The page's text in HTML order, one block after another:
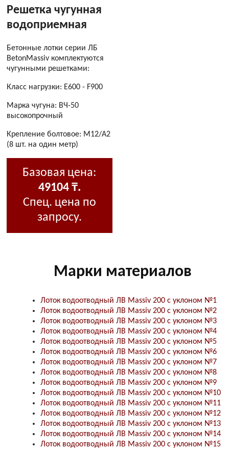
Решетка чугунная
водоприемная
Бетонные лотки серии ЛБ
BetonMassiv комплектуются
чугунными решетками:
Класс нагрузки: E600 - F900
Марка чугуна: ВЧ-50
высокопрочный
Крепление болтовое: М12/А2
(8 шт. на один метр)
Базовая цена:
49104 ₸.
Спец. цена по
запросу.
Марки материалов
Лоток водоотводный ЛВ Massiv 200 с уклоном №1
Лоток водоотводный ЛВ Massiv 200 с уклоном №2
Лоток водоотводный ЛВ Massiv 200 с уклоном №3
Лоток водоотводный ЛВ Massiv 200 с уклоном №4
Лоток водоотводный ЛВ Massiv 200 с уклоном №5
Лоток водоотводный ЛВ Massiv 200 с уклоном №6
Лоток водоотводный ЛВ Massiv 200 с уклоном №7
Лоток водоотводный ЛВ Massiv 200 с уклоном №8
Лоток водоотводный ЛВ Massiv 200 с уклоном №9
Лоток водоотводный ЛВ Massiv 200 с уклоном №10
Лоток водоотводный ЛВ Massiv 200 с уклоном №11
Лоток водоотводный ЛВ Massiv 200 с уклоном №12
Лоток водоотводный ЛВ Massiv 200 с уклоном №13
Лоток водоотводный ЛВ Massiv 200 с уклоном №14
Лоток водоотводный ЛВ Massiv 200 с уклоном №15